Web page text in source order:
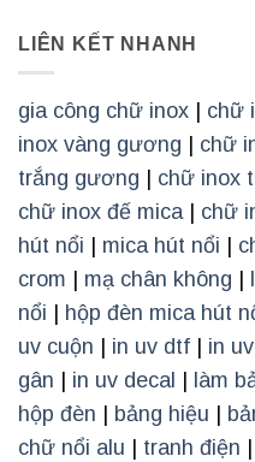
LIÊN KẾT NHANH
gia công chữ inox chữ
inox vàng gương
chữ
trắng gương
chữ inox
chữ inox đế mica| chữ
hút nổi
mica hút nổi
crom
mạ chân không
nổi
hộp đèn mica hút
uv cuộn
in uv dtf in
gân
in uv decal làm
hộp đèn
bảng hiệu
chữ nổi alu
tranh điện